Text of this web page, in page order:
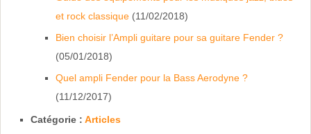
et rock classique (11/02/2018)
Bien choisir l’Ampli guitare pour sa guitare Fender ?
(05/01/2018)
Quel ampli Fender pour la Bass Aerodyne ?
(11/12/2017)
Catégorie :Articles